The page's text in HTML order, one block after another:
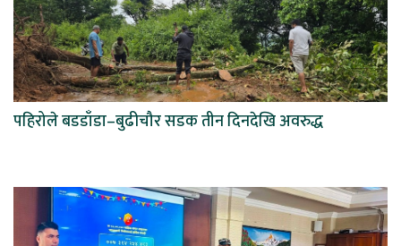
पहिरोले बडडाँडा–बुढीचौर सडक तीन दिनदेखि अवरुद्ध